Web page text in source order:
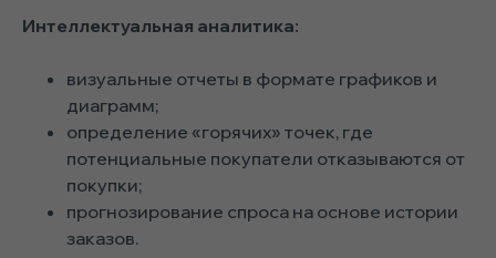
Интеллектуальная аналитика:
визуальные отчеты в формате графиков и
диаграмм;
определение «горячих» точек, где
потенциальные покупатели отказываются от
покупки;
прогнозирование спроса на основе истории
заказов.